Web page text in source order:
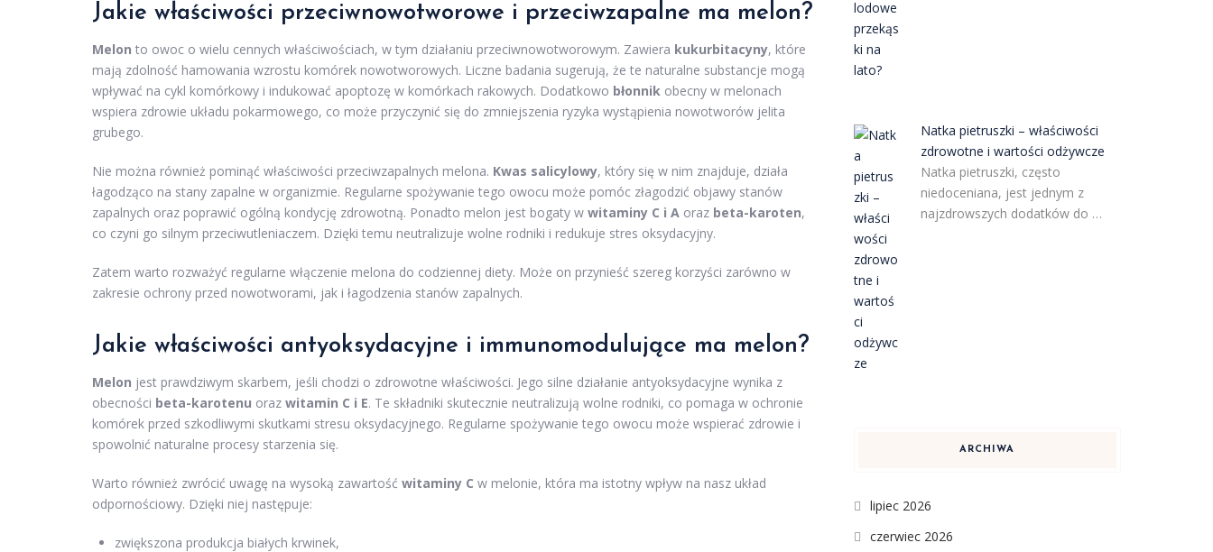
Jakie właściwości przeciwnowotworowe i przeciwzapalne ma melon?
Melon to owoc o wielu cennych właściwościach, w tym działaniu przeciwnowotworowym. Zawiera kukurbitacyny, które
mają zdolność hamowania wzrostu komórek nowotworowych. Liczne badania sugerują, że te naturalne substancje mogą
wpływać na cykl komórkowy i indukować apoptozę w komórkach rakowych. Dodatkowo błonnik obecny w melonach
wspiera zdrowie układu pokarmowego, co może przyczynić się do zmniejszenia ryzyka wystąpienia nowotworów jelita
grubego.
Nie można również pominąć właściwości przeciwzapalnych melona. Kwas salicylowy, który się w nim znajduje, działa
łagodząco na stany zapalne w organizmie. Regularne spożywanie tego owocu może pomóc złagodzić objawy stanów
zapalnych oraz poprawić ogólną kondycję zdrowotną. Ponadto melon jest bogaty w witaminy C i A oraz beta-karoten,
co czyni go silnym przeciwutleniaczem. Dzięki temu neutralizuje wolne rodniki i redukuje stres oksydacyjny.
Zatem warto rozważyć regularne włączenie melona do codziennej diety. Może on przynieść szereg korzyści zarówno w
zakresie ochrony przed nowotworami, jak i łagodzenia stanów zapalnych.
Jakie właściwości antyoksydacyjne i immunomodulujące ma melon?
Melon jest prawdziwym skarbem, jeśli chodzi o zdrowotne właściwości. Jego silne działanie antyoksydacyjne wynika z
obecności beta-karotenu oraz witamin C i E. Te składniki skutecznie neutralizują wolne rodniki, co pomaga w ochronie
komórek przed szkodliwymi skutkami stresu oksydacyjnego. Regularne spożywanie tego owocu może wspierać zdrowie i
spowolnić naturalne procesy starzenia się.
Warto również zwrócić uwagę na wysoką zawartość witaminy C w melonie, która ma istotny wpływ na nasz układ
odpornościowy. Dzięki niej następuje:
zwiększona produkcja białych krwinek,
Natka pietruszki – właściwości
zdrowotne i wartości odżywcze
Natka pietruszki, często
niedoceniana, jest jednym z
najzdrowszych dodatków do …
ARCHIWA
lipiec 2026
czerwiec 2026